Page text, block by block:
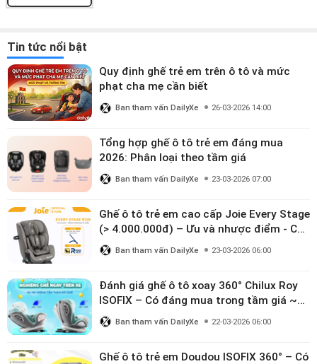
Tin tức nổi bật
Quy định ghế trẻ em trên ô tô và mức
phạt cha mẹ cần biết
Ban tham vấn DailyXe 26-03-2026 14:00
Tổng hợp ghế ô tô trẻ em đáng mua
2026: Phân loại theo tầm giá
Ban tham vấn DailyXe 23-03-2026 07:00
Ghế ô tô trẻ em cao cấp Joie Every Stage
(> 4.000.000đ) – Ưu và nhược điểm - Có
đáng đầu tư cho bé từ 0–12 tuổi?
Ban tham vấn DailyXe 23-03-2026 06:00
Đánh giá ghế ô tô xoay 360° Chilux Roy
ISOFIX – Có đáng mua trong tầm giá ~3
triệu
Ban tham vấn DailyXe 22-03-2026 06:00
Ghế ô tô trẻ em Doudou ISOFIX 360° – Có